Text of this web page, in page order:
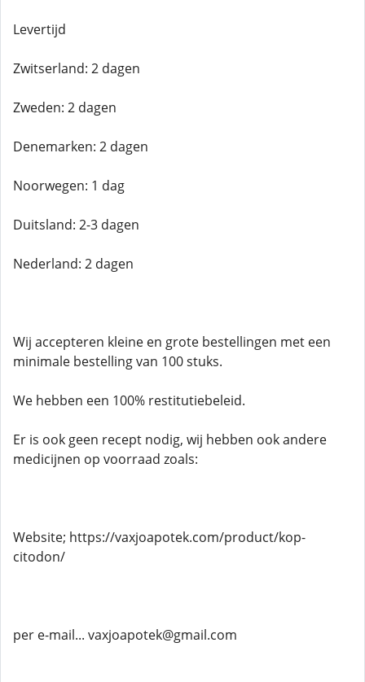
Levertijd
Zwitserland: 2 dagen
Zweden: 2 dagen
Denemarken: 2 dagen
Noorwegen: 1 dag
Duitsland: 2-3 dagen
Nederland: 2 dagen
Wij accepteren kleine en grote bestellingen met een
minimale bestelling van 100 stuks.
We hebben een 100% restitutiebeleid.
Er is ook geen recept nodig, wij hebben ook andere
medicijnen op voorraad zoals:
Website; https://vaxjoapotek.com/product/kop-
citodon/
per e-mail... vaxjoapotek@gmail.com